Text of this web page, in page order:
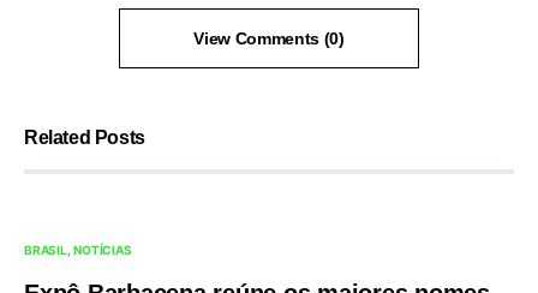
View Comments (0)
Related Posts
BRASIL NOTÍCIAS